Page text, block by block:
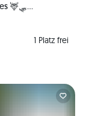
🦌🛷
1 Platz frei